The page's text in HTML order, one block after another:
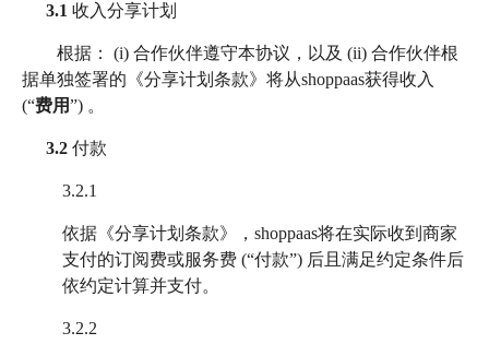
3.1 收入分享计划
根据： (i) 合作伙伴遵守本协议，以及 (ii) 合作伙伴根
据单独签署的《分享计划条款》将从shoppaas获得收入
(“费用”) 。
3.2 付款
3.2.1
依据《分享计划条款》，shoppaas将在实际收到商家
支付的订阅费或服务费 (“付款”) 后且满足约定条件后
依约定计算并支付。
3.2.2